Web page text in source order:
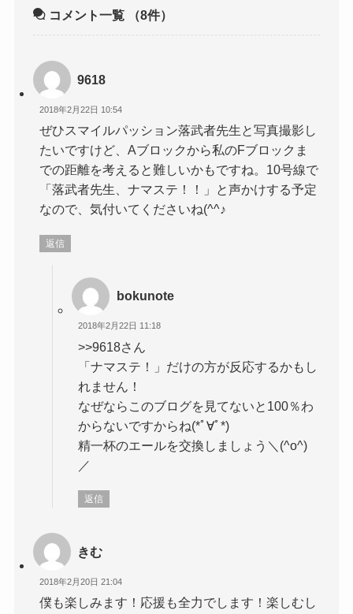
コメント一覧 （8件）
9618
2018年2月22日 10:54
ぜひスマイルパッション落武者先生と写真撮影し
たいですけど、Aブロックから私のFブロックま
での距離を考えると難しいかもですね。10号線で
「落武者先生、ナマステ！！」と声かけする予定
なので、気付いてくださいね(^^♪
返信
bokunote
2018年2月22日 11:18
>>9618さん
「ナマステ！」だけの方が反応するかもし
れません！
なぜならこのブログを見てないと100％わ
からないですからね(*ﾟ∀ﾟ*)
精一杯のエールを交換しましょう＼(^o^)
／
返信
きむ
2018年2月20日 21:04
僕も楽しみます！応援も全力でします！楽しむし